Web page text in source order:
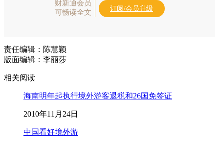
财新通会员
可畅读全文
订阅/会员升级
责任编辑：陈慧颖
版面编辑：李丽莎
相关阅读
海南明年起执行境外游客退税和26国免签证
2010年11月24日
中国看好境外游